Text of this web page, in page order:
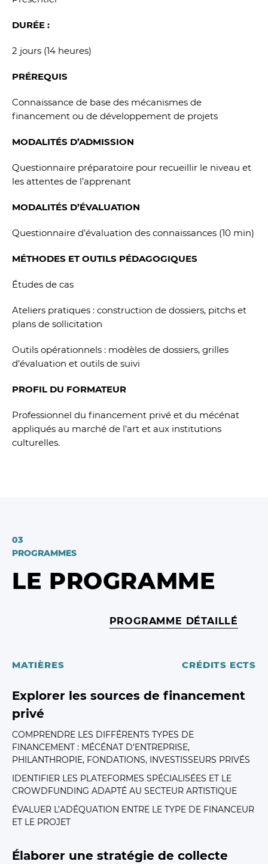
DURÉE :
2 jours (14 heures)
PRÉREQUIS
Connaissance de base des mécanismes de
financement ou de développement de projets
MODALITÉS D’ADMISSION
Questionnaire préparatoire pour recueillir le niveau et
les attentes de l’apprenant
MODALITÉS D’ÉVALUATION
Questionnaire d’évaluation des connaissances (10 min)
MÉTHODES ET OUTILS PÉDAGOGIQUES
Études de cas
Ateliers pratiques : construction de dossiers, pitchs et
plans de sollicitation
Outils opérationnels : modèles de dossiers, grilles
d’évaluation et outils de suivi
PROFIL DU FORMATEUR
Professionnel du financement privé et du mécénat
appliqués au marché de l’art et aux institutions
culturelles.
03
PROGRAMMES
LE PROGRAMME
PROGRAMME DÉTAILLÉ
MATIÈRES CRÉDITS ECTS
Explorer les sources de financement
privé
COMPRENDRE LES DIFFÉRENTS TYPES DE
FINANCEMENT : MÉCÉNAT D’ENTREPRISE,
PHILANTHROPIE, FONDATIONS, INVESTISSEURS PRIVÉS
IDENTIFIER LES PLATEFORMES SPÉCIALISÉES ET LE
CROWDFUNDING ADAPTÉ AU SECTEUR ARTISTIQUE
ÉVALUER L’ADÉQUATION ENTRE LE TYPE DE FINANCEUR
ET LE PROJET
Élaborer une stratégie de collecte